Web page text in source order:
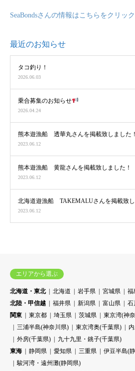
SeaBondsさんの情報はこちらをクリック
最近のお知らせ
タコ釣り！
2026.06.03
乗合募集のお知らせ
2026.04.24
熊本遊漁船 透華丸さんを掲載致しました！
2023.06.12
熊本遊漁船 黄龍さんを掲載致しました！
2023.06.12
北海道遊漁船 TAKEMALUさんを掲載致し
2023.06.12
エリアから選ぶ
北海道・東北 北海道 岩手県 宮城県
福
北陸・甲信越
福井県 新潟県 富山県
石
関東
東京都 埼玉県 茨城県 東京湾(神
三浦半島(神奈川県)
東京湾奥(千葉県)
外房(千葉県)
九十九里・銚子(千葉県)
東海
静岡県 愛知県 三重県
伊豆半島(
駿河湾・遠州灘(静岡県)